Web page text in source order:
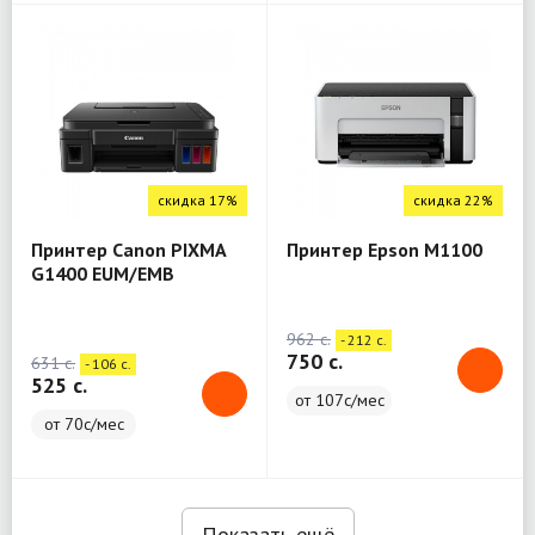
скидка 17%
Принтер Canon PIXMA
G1400 EUM/EMB
631 c. - 106 c.
525 c.
от 70с/мес
скидка 22%
Принтер Epson M1100
962 c. - 212 c.
750 c.
от 107с/мес